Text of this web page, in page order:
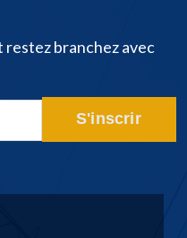
branchez avec
S'inscrir